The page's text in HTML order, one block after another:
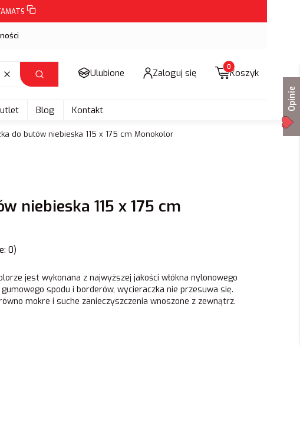
Wyczyść Szukaj
Ulubione Zaloguj się Produkty w koszyku:
Koszyk
Blog Kontakt
do butów niebieska 115 x 175 cm Monokolor
niebieska 115 x 175 cm
0)
jest wykonana z najwyższej jakości włókna nylonowego
spodu i borderów, wycieraczka nie przesuwa się.
mokre i suche zanieczyszczenia wnoszone z zewnątrz.
Opinie